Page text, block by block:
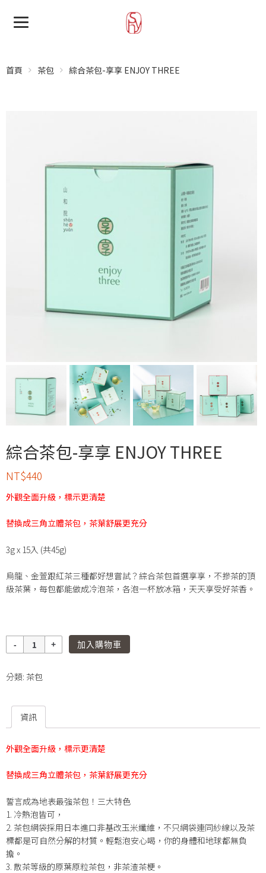
首頁 茶包 綜合茶包-享享 ENJOY THREE
綜合茶包-享享 ENJOY THREE
NT$440
外觀全面升級，標示更清楚
替換成三角立體茶包，茶葉舒展更充分
3g x 15入 (共45g)
烏龍、金萱跟紅茶三種都好想嘗試？綜合茶包首選享享，不摻茶的頂
級茶葉，每包都能做成冷泡茶，各泡一杯放冰箱，天天享受好茶香。
量
加入購物車
分類: 茶包
資訊
外觀全面升級，標示更清楚
替換成三角立體茶包，茶葉舒展更充分
誓言成為地表最強茶包！三大特色
1. 冷熱泡皆可，
2. 茶包網袋採用日本進口非基改玉米纖維，不只網袋連同紗線以及茶
標都是可自然分解的材質。輕鬆泡安心喝，你的身體和地球都無負
擔。
3. 散茶等級的原葉原粒茶包，非茶渣茶梗。